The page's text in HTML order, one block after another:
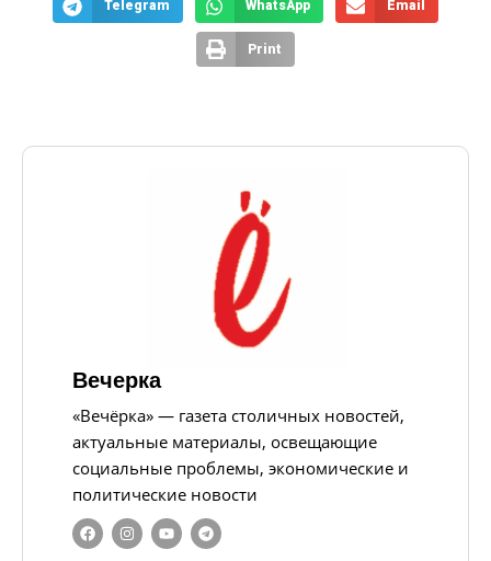
Telegram WhatsApp Email
Print
Вечерка
«Вечёрка» — газета столичных новостей,
актуальные материалы, освещающие
социальные проблемы, экономические и
политические новости